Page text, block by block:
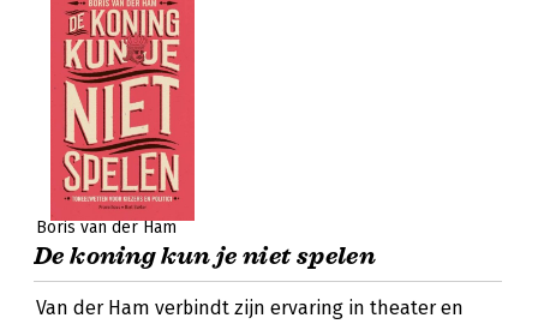
Boris van der Ham
De koning kun je niet spelen
Van der Ham verbindt zijn ervaring in theater en